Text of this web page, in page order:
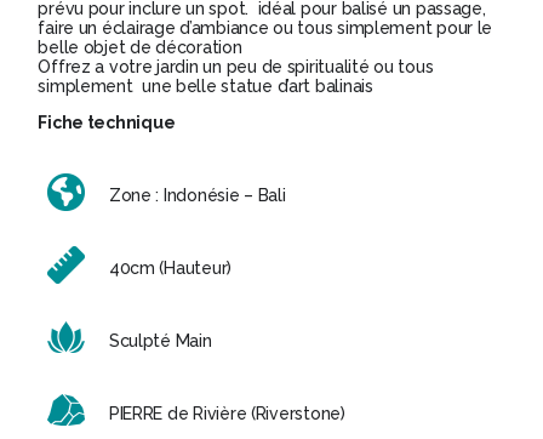
prévu pour inclure un spot. idéal pour balisé un passage,
faire un éclairage d’ambiance ou tous simplement pour le
belle objet de décoration
Offrez a votre jardin un peu de spiritualité ou tous
simplement une belle statue d’art balinais
Fiche technique
Zone : Indonésie – Bali
40cm (Hauteur)
Sculpté Main
PIERRE de Rivière (Riverstone)